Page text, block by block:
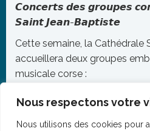
Nous respectons votre
Nous utilisons des cookies pour
Photo
𝘾𝙤𝙣𝙘𝙚𝙧𝙩𝙨 𝙙𝙚𝙨 𝙜𝙧𝙤𝙪𝙥𝙚𝙨
𝙎𝙖𝙞𝙣𝙩 𝙅𝙚𝙖𝙣-𝘽𝙖𝙥𝙩𝙞𝙨𝙩𝙚
Cette semaine, la Cathédrale
accueillera deux groupes
musicale corse :